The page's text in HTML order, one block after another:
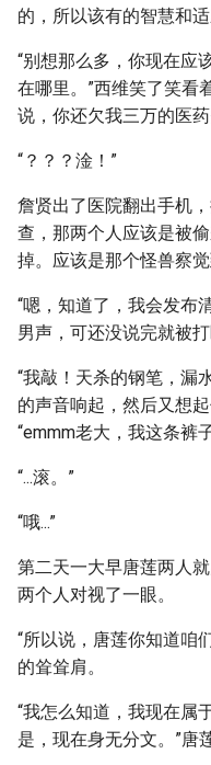
的，所以该有的智慧和
“别想那么多，你现在应
在哪里。”西维笑了笑看
说，你还欠我三万的医
“？？？淦！”
詹贤出了医院翻出手机
查，那两个人应该是被
掉。应该是那个怪兽察
“嗯，知道了，我会发布
男声，可还没说完就被打
“我敲！天杀的钢笔，漏
的声音响起，然后又想
“emmm老大，我这条裤
“...滚。”
“哦...”
第二天一大早唐莲两人
两个人对视了一眼。
“所以说，唐莲你知道咱
的耸耸肩。
“我怎么知道，我现在属
是，现在身无分文。”唐